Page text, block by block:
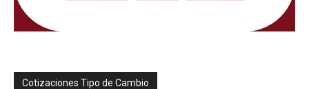
Cotizaciones Tipo de Cambio